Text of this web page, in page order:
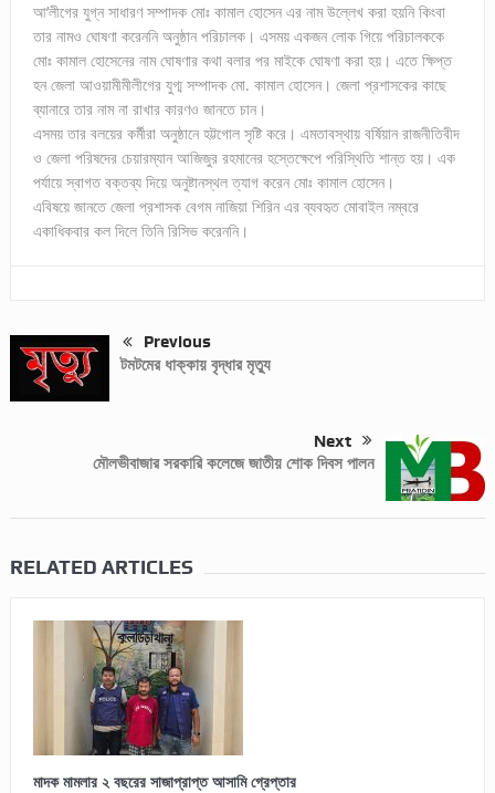
আ’লীগের যুগ্ন সাধারণ সম্পাদক মোঃ কামাল হোসেন এর নাম উল্লেখ করা হয়নি কিংবা
তার নামও ঘোষণা করেননি অনুষ্ঠান পরিচালক। এসময় একজন লোক গিয়ে পরিচালককে
মোঃ কামাল হোসেনের নাম ঘোষণার কথা বলার পর মাইকে ঘোষণা করা হয়। এতে ক্ষিপ্ত
হন জেলা আওয়ামীমীলীগের যুগ্ম সম্পাদক মো. কামাল হোসেন। জেলা প্রশাসকের কাছে
ব্যানারে তার নাম না রাখার কারণও জানতে চান।
এসময় তার বলয়ের কর্মীরা অনুষ্ঠানে হট্টগোল সৃষ্টি করে। এমতাবস্থায় বর্ষিয়ান রাজনীতিবীদ
ও জেলা পরিষদের চেয়ারম্যান আজিজুর রহমানের হস্তেক্ষেপে পরিস্থিতি শান্ত হয়। এক
পর্যায়ে স্বাগত বক্তব্য দিয়ে অনুষ্টানস্থল ত্যাগ করেন মোঃ কামাল হোসেন।
এবিষয়ে জানতে জেলা প্রশাসক বেগম নাজিয়া শিরিন এর ব্যবহৃত মোবাইল নম্বরে
একাধিকবার কল দিলে তিনি রিসিভ করেননি।
Previous
টমটমের ধাক্কায় বৃদ্ধার মৃত্যু
Next
মৌলভীবাজার সরকারি কলেজে জাতীয় শোক দিবস পালন
RELATED ARTICLES
মাদক মামলার ২ বছরের সাজাপ্রাপ্ত আসামি গ্রেপ্তার